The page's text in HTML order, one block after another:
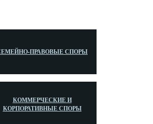
ПРАВОВЫЕ СПОРЫ
КОММЕРЧЕСКИЕ И
КОРПОРАТИВНЫЕ СПОРЫ